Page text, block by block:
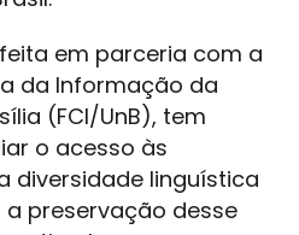
em parceria com a
da Informação da
(FCI/UnB), tem
o acesso às
diversidade linguística
preservação desse